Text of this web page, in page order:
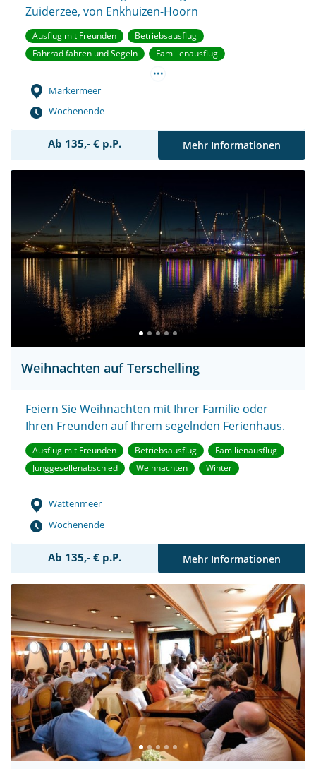
Zuiderzee, von Enkhuizen-Hoorn
Ausflug mit Freunden
Betriebsausflug
Fahrrad fahren und Segeln
Familienausflug
Teambuilding
...
Markermeer
Wochenende
Ab 135,- € p.P. Mehr Informationen
Weihnachten auf Terschelling
Feiern Sie Weihnachten mit Ihrer Familie oder
Ihren Freunden auf Ihrem segelnden Ferienhaus.
Ausflug mit Freunden Betriebsausflug
Familienausflug
Junggesellenabschied
Weihnachten Winter
Wattenmeer
Wochenende
Ab 135,- € p.P. Mehr Informationen